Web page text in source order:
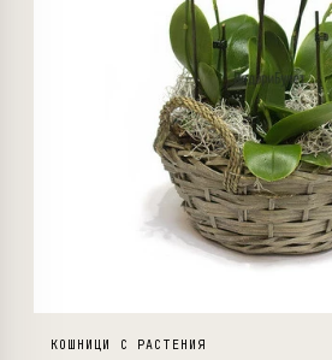
КОШНИЦИ С РАСТЕНИЯ